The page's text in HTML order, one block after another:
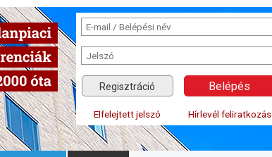
Regisztráció
Elfelejtett jelszó Hírlevél feliratkozás